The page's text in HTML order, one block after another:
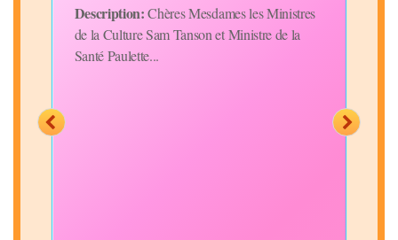
Description:Chères Mesdames les Ministres
de la Culture Sam Tanson et Ministre de la
Santé Paulette...